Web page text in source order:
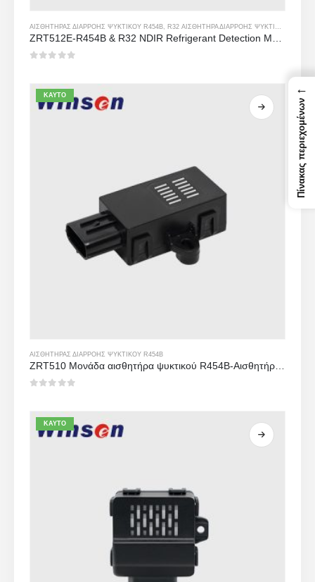
ΑΙΣΘΗΤΉΡΑΣ ΔΙΑΡΡΟΉΣ ΨΥΚΤΙΚΟΎ R454B, R32 ΑΙΣΘΗΤΉΡΑ ΔΙΑΡΡΟΉΣ ΨΥΚΤΙΚΟΎ ΜΈΣΟΥ
ZRT512E-R454B & R32 NDIR Refrigerant Detection Module, RS485 HVAC Sensor, UL/IEC Certified
ΚΑΥΤΌ
ΑΙΣΘΗΤΉΡΑΣ ΔΙΑΡΡΟΉΣ ΨΥΚΤΙΚΟΎ R454B
ZRT510 Μονάδα αισθητήρα ψυκτικού R454B-Αισθητήρας ψυκτικού μέσου υψηλής απόδοσης NDIR
ΚΑΥΤΌ
←
Πίνακας περιεχομένων